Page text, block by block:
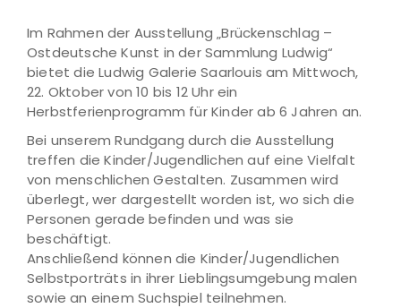
Im Rahmen der Ausstellung „Brückenschlag –
Ostdeutsche Kunst in der Sammlung Ludwig“
bietet die Ludwig Galerie Saarlouis am Mittwoch,
22. Oktober von 10 bis 12 Uhr ein
Herbstferienprogramm für Kinder ab 6 Jahren an.
Bei unserem Rundgang durch die Ausstellung
treffen die Kinder/Jugendlichen auf eine Vielfalt
von menschlichen Gestalten. Zusammen wird
überlegt, wer dargestellt worden ist, wo sich die
Personen gerade befinden und was sie
beschäftigt.
Anschließend können die Kinder/Jugendlichen
Selbstporträts in ihrer Lieblingsumgebung malen
sowie an einem Suchspiel teilnehmen.